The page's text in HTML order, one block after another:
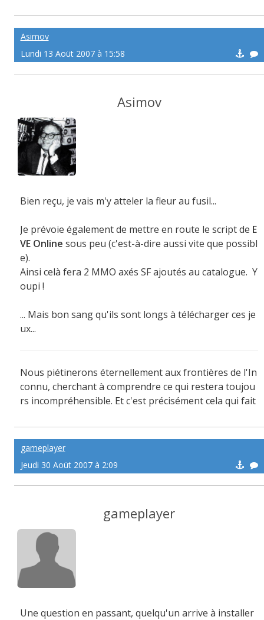
Asimov
Lundi 13 Aoüt 2007 à 15:58
Asimov
Bien reçu, je vais m'y atteler la fleur au fusil...
Je prévoie également de mettre en route le script de E
VE Online sous peu (c'est-à-dire aussi vite que possibl
e).
Ainsi celà fera 2 MMO axés SF ajoutés au catalogue. Y
oupi !
... Mais bon sang qu'ils sont longs à télécharger ces je
ux...
Nous piétinerons éternellement aux frontières de l'In
connu, cherchant à comprendre ce qui restera toujou
rs incompréhensible. Et c'est précisément cela qui fait
gameplayer
Jeudi 30 Aoüt 2007 à 2:09
gameplayer
Une question en passant, quelqu'un arrive à installer